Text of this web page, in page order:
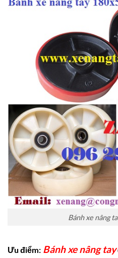
Bánh xe nâng
Ưu điểm: Bánh xe nâng tay